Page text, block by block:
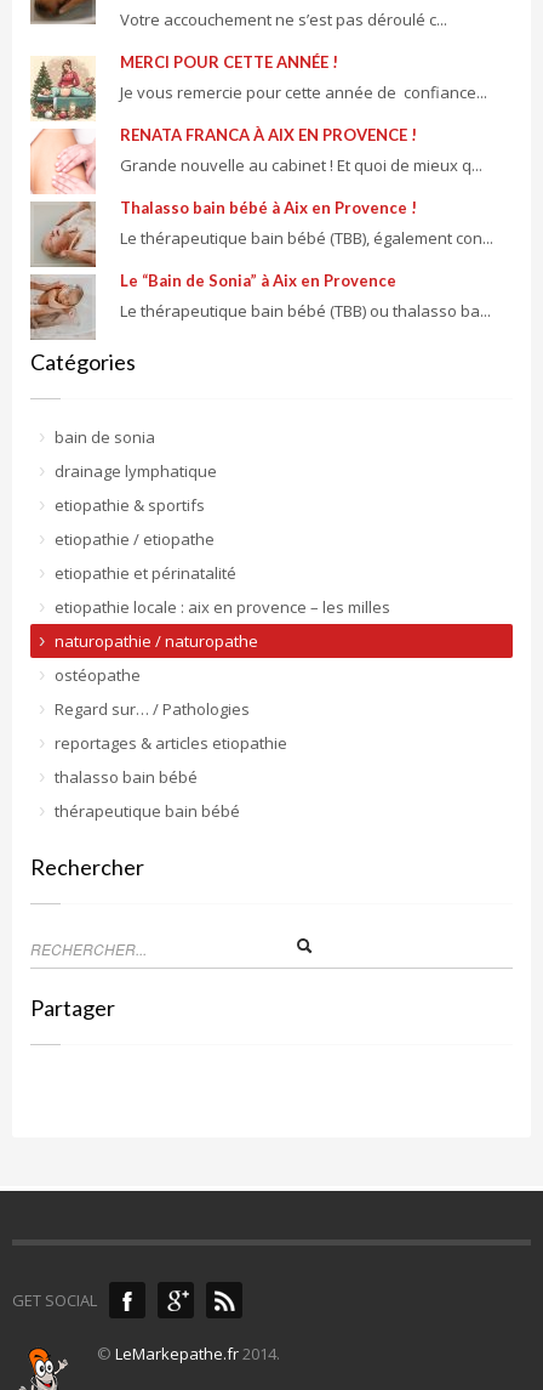
Votre accouchement ne s’est pas déroulé c...
MERCI POUR CETTE ANNÉE !
Je vous remercie pour cette année de confiance...
RENATA FRANCA À AIX EN PROVENCE !
Grande nouvelle au cabinet ! Et quoi de mieux q...
Thalasso bain bébé à Aix en Provence !
Le thérapeutique bain bébé (TBB), également con...
Le “Bain de Sonia” à Aix en Provence
Le thérapeutique bain bébé (TBB) ou thalasso ba...
Catégories
bain de sonia
drainage lymphatique
etiopathie & sportifs
etiopathie / etiopathe
etiopathie et périnatalité
etiopathie locale : aix en provence – les milles
naturopathie / naturopathe
ostéopathe
Regard sur… / Pathologies
reportages & articles etiopathie
thalasso bain bébé
thérapeutique bain bébé
Rechercher
Partager
GET SOCIAL
© LeMarkepathe.fr 2014.